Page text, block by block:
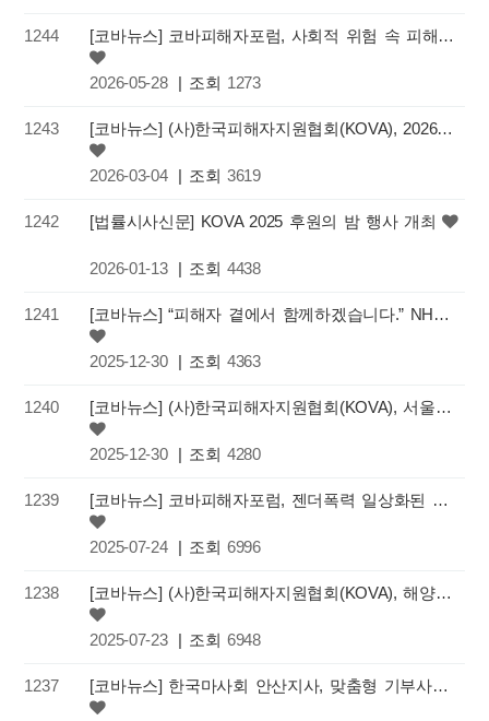
1244 [코바뉴스] 코바피해자포럼, 사회적 위험 속 피해자 보호, 공공의 책임과 제도적 연계 방안 모색을 위한 학술…
2026-05-28 | 조회 1273
1243 [코바뉴스] (사)한국피해자지원협회(KOVA), 2026 정기총회 및 신년하례식 성료
2026-03-04 | 조회 3619
1242 [법률시사신문] KOVA 2025 후원의 밤 행사 개최
2026-01-13 | 조회 4438
1241 [코바뉴스] “피해자 곁에서 함께하겠습니다.” NH농협금융지주, 피해자와 피해자가족을 위한 연대와 상생의 나…
2025-12-30 | 조회 4363
1240 [코바뉴스] (사)한국피해자지원협회(KOVA), 서울시여성가족재단과 범죄피해자 지원 강화를 위한 업무협약 체…
2025-12-30 | 조회 4280
1239 [코바뉴스] 코바피해자포럼, 젠더폭력 일상화된 양상과 대응 방안 위한 학술대회 개최
2025-07-24 | 조회 6996
1238 [코바뉴스] (사)한국피해자지원협회(KOVA), 해양경찰청 공무원 대상 '피해상담사 3급' 전문교육 성료
2025-07-23 | 조회 6948
1237 [코바뉴스] 한국마사회 안산지사, 맞춤형 기부사업 통해 (사)한국피해자지원협회에 기부금 전달